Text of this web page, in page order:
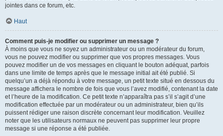
jointes dans ce forum, etc.
Haut
Comment puis-je modifier ou supprimer un message ?
À moins que vous ne soyez un administrateur ou un modérateur du forum,
vous ne pouvez modifier ou supprimer que vos propres messages. Vous
pouvez modifier un de vos messages en cliquant le bouton adéquat, parfois
dans une limite de temps après que le message initial ait été publié. Si
quelqu’un a déjà répondu à votre message, un petit texte situé en dessous du
message affichera le nombre de fois que vous l’avez modifié, contenant la date
et l’heure de la modification. Ce petit texte n’apparaîtra pas s’il s’agit d’une
modification effectuée par un modérateur ou un administrateur, bien qu’ils
puissent rédiger une raison discrète concernant leur modification. Veuillez
noter que les utilisateurs normaux ne peuvent pas supprimer leur propre
message si une réponse a été publiée.